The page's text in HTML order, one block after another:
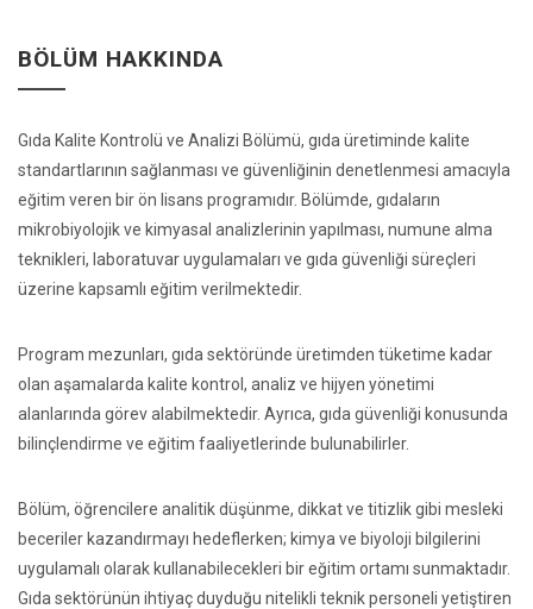
BÖLÜM HAKKINDA
Gıda Kalite Kontrolü ve Analizi Bölümü, gıda üretiminde kalite
standartlarının sağlanması ve güvenliğinin denetlenmesi amacıyla
eğitim veren bir ön lisans programıdır. Bölümde, gıdaların
mikrobiyolojik ve kimyasal analizlerinin yapılması, numune alma
teknikleri, laboratuvar uygulamaları ve gıda güvenliği süreçleri
üzerine kapsamlı eğitim verilmektedir.
Program mezunları, gıda sektöründe üretimden tüketime kadar
olan aşamalarda kalite kontrol, analiz ve hijyen yönetimi
alanlarında görev alabilmektedir. Ayrıca, gıda güvenliği konusunda
bilinçlendirme ve eğitim faaliyetlerinde bulunabilirler.
Bölüm, öğrencilere analitik düşünme, dikkat ve titizlik gibi mesleki
beceriler kazandırmayı hedeflerken; kimya ve biyoloji bilgilerini
uygulamalı olarak kullanabilecekleri bir eğitim ortamı sunmaktadır.
Gıda sektörünün ihtiyaç duyduğu nitelikli teknik personeli yetiştiren